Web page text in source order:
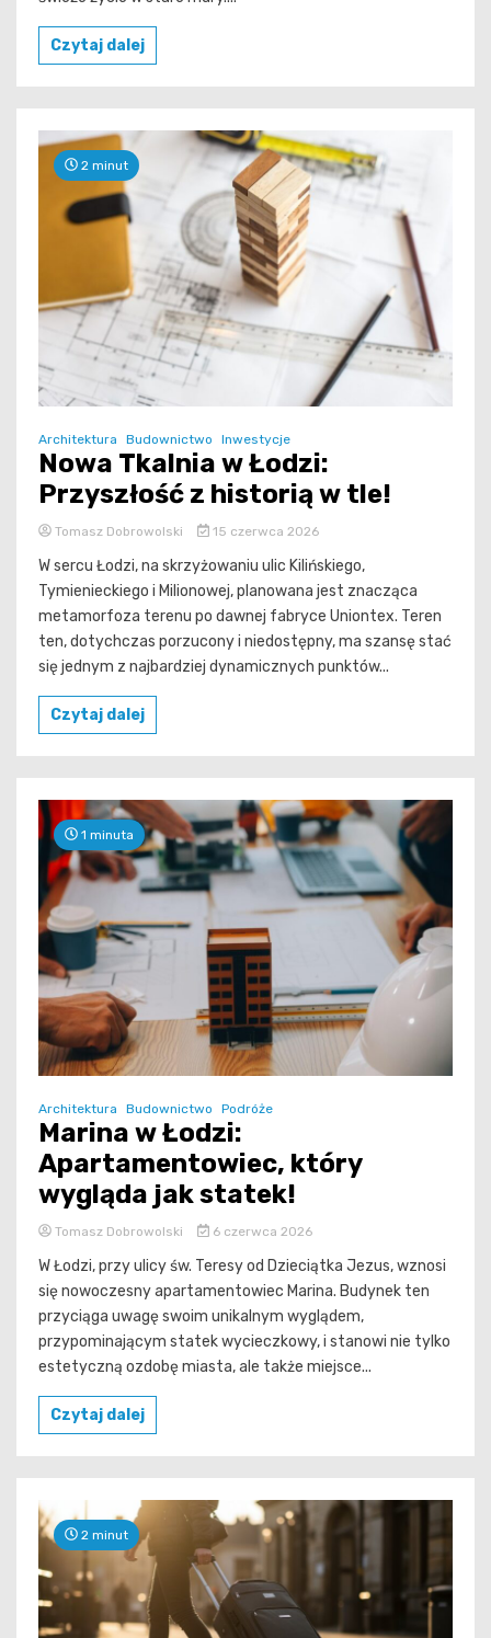
Czytaj dalej
2 minut
Architektura Budownictwo Inwestycje
Nowa Tkalnia w Łodzi:
Przyszłość z historią w tle!
Tomasz Dobrowolski 15 czerwca 2026
W sercu Łodzi, na skrzyżowaniu ulic Kilińskiego,
Tymienieckiego i Milionowej, planowana jest znacząca
metamorfoza terenu po dawnej fabryce Uniontex. Teren
ten, dotychczas porzucony i niedostępny, ma szansę stać
się jednym z najbardziej dynamicznych punktów...
Czytaj dalej
1 minuta
Architektura Budownictwo Podróże
Marina w Łodzi:
Apartamentowiec, który
wygląda jak statek!
Tomasz Dobrowolski 6 czerwca 2026
W Łodzi, przy ulicy św. Teresy od Dzieciątka Jezus, wznosi
się nowoczesny apartamentowiec Marina. Budynek ten
przyciąga uwagę swoim unikalnym wyglądem,
przypominającym statek wycieczkowy, i stanowi nie tylko
estetyczną ozdobę miasta, ale także miejsce...
Czytaj dalej
2 minut